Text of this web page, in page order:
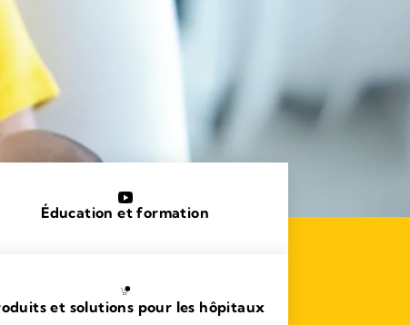
Éducation et formation
et solutions pour les hôpitaux